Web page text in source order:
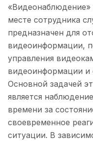
«Видеонаблюдение»
месте сотрудника
предназначен для
видеоинформации,
управления
видеоинформации и
Основной задачей
является
времени за
своевременное
ситуации. В